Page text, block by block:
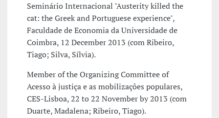
Seminário Internacional "Austerity killed the
cat: the Greek and Portuguese experience",
Faculdade de Economia da Universidade de
Coimbra, 12 December 2013 (com Ribeiro,
Tiago; Silva, Sílvia).
Member of the Organizing Committee of
Acesso à justiça e as mobilizações populares,
CES-Lisboa, 22 to 22 November by 2013 (com
Duarte, Madalena; Ribeiro, Tiago).